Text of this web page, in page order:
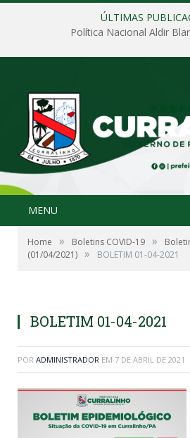
ÚLTIMAS
Política Nacional Aldir
MENU
Home » Boletins COVID-19 »
(01/04/2021) » BOLETIM 01-04-2021
BOLETIM 01-04-2021
POR ADMINISTRADOR EM 7 DE ABRIL DE 2021